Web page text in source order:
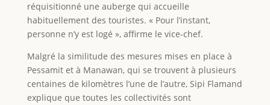
réquisitionné une auberge qui accueille
habituellement des touristes. « Pour l’instant,
personne n’y est logé », affirme le vice-chef.
Malgré la similitude des mesures mises en place à
Pessamit et à Manawan, qui se trouvent à plusieurs
centaines de kilomètres l’une de l’autre, Sipi Flamand
explique que toutes les collectivités sont